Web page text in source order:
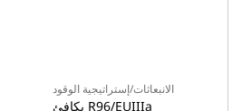
الانبعاثات/إستراتيجية الوقود
يكافئ R96/EUIIIa